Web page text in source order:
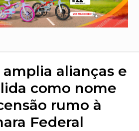
amplia alianças e
como nome
rumo à
Federal